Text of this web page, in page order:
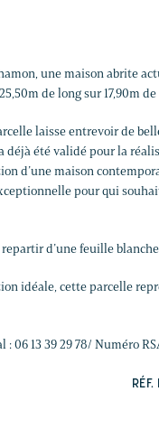
une maison abrite
de long sur 17,90m de
laisse entrevoir de
été validé pour la
d’une maison
pour qui
d’une feuille
idéale, cette parcelle
13 39 29 78/ Numéro